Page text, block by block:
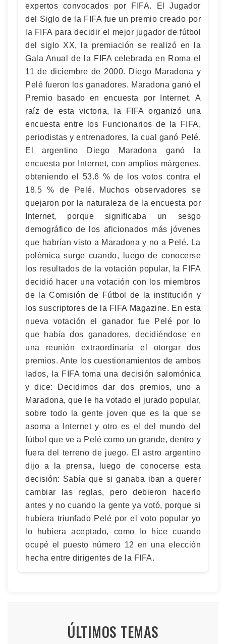
expertos convocados por FIFA. El Jugador
del Siglo de la FIFA fue un premio creado por
la FIFA para decidir el mejor jugador de fútbol
del siglo XX, la premiación se realizó en la
Gala Anual de la FIFA celebrada en Roma el
11 de diciembre de 2000. Diego Maradona y
Pelé fueron los ganadores. Maradona ganó el
Premio basado en encuesta por Internet. A
raíz de esta victoria, la FIFA organizó una
encuesta entre los Funcionarios de la FIFA,
periodistas y entrenadores, la cual ganó Pelé.
El argentino Diego Maradona ganó la
encuesta por Internet, con amplios márgenes,
obteniendo el 53.6 % de los votos contra el
18.5 % de Pelé. Muchos observadores se
quejaron por la naturaleza de la encuesta por
Internet, porque significaba un sesgo
demográfico de los aficionados más jóvenes
que habrían visto a Maradona y no a Pelé. La
polémica surge cuando, luego de conocerse
los resultados de la votación popular, la FIFA
decidió hacer una votación con los miembros
de la Comisión de Fútbol de la institución y
los suscriptores de la FIFA Magazine. En esta
nueva votación el ganador fue Pelé por lo
que había dos ganadores, decidiéndose en
una reunión extraordinaria el otorgar dos
premios. Ante los cuestionamientos de ambos
lados, la FIFA toma una decisión salomónica
y dice: Decidimos dar dos premios, uno a
Maradona, que le ha votado el jurado popular,
sobre todo la gente joven que es la que se
asoma a Internet y otro es el del mundo del
fútbol que ve a Pelé como un grande, dentro y
fuera del terreno de juego. El astro argentino
dijo a la prensa, luego de conocerse esta
decisión: Sabía que si ganaba iban a querer
cambiar las reglas, pero debieron hacerlo
antes y no cuando la gente ya votó, porque si
hubiera triunfado Pelé por el voto popular yo
lo hubiera aceptado, como lo hice cuando
ocupé el puesto número 12 en una elección
hecha entre dirigentes de la FIFA.
ÚLTIMOS TEMAS